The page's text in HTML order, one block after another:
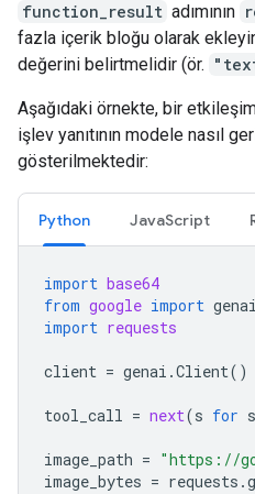
function_result adımının
fazla içerik bloğu olarak
değerini belirtmelidir (ör.
Aşağıdaki örnekte, bir
işlev yanıtının modele nasıl
gösterilmektedir:
Python JavaScript
import base64
from google import genai
import requests
client = genai .Client()
tool_call = next(s for s
image_path = "https://
image_bytes = requests .